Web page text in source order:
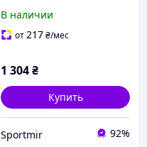
золотой C-4060Bsportmir
В наличии
от217₴/мес
1 304₴
Купить
Sportmir 92%